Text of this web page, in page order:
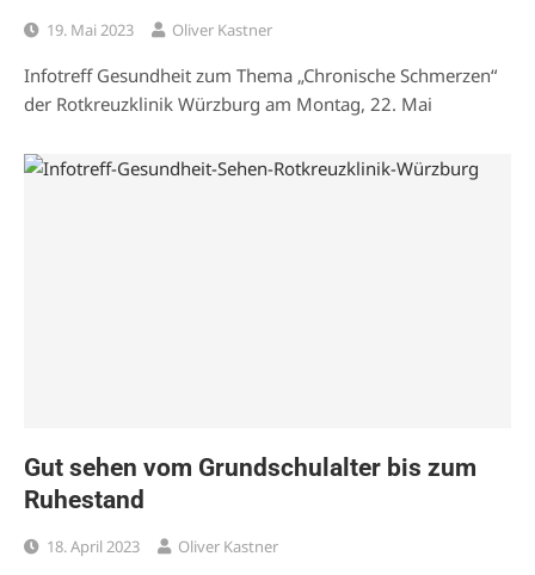
19. Mai 2023 Oliver Kastner
Infotreff Gesundheit zum Thema „Chronische Schmerzen“
der Rotkreuzklinik Würzburg am Montag, 22. Mai
Gut sehen vom Grundschulalter bis zum
Ruhestand
18. April 2023 Oliver Kastner